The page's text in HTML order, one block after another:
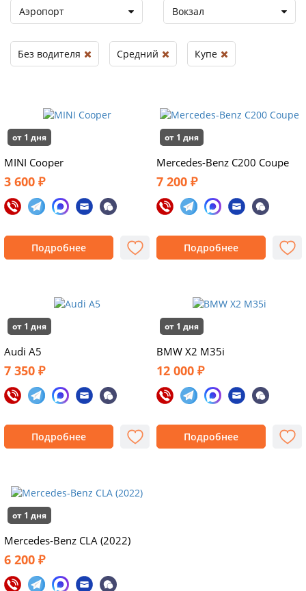
от 1 дня
MINI Cooper
3 600 ₽
Подробнее
от 1 дня
Mercedes-Benz C200 Coupe
7 200 ₽
Подробнее
от 1 дня
Audi A5
7 350 ₽
Подробнее
от 1 дня
BMW X2 M35i
12 000 ₽
Подробнее
от 1 дня
Mercedes-Benz CLA (2022)
6 200 ₽
Аэропорт
Вокзал
Без водителя Средний Купе